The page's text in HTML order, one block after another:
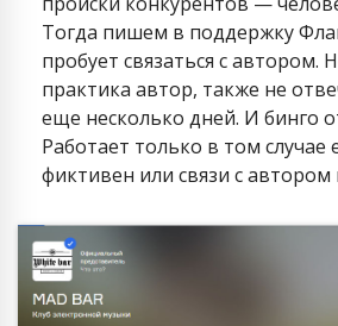
Тогда пишем в поддержку
пробует связаться с автором.
практика автор, также не
еще несколько дней. И бинго
Работает только в том случае
фиктивен или связи с автором